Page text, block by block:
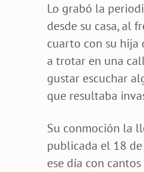
Lo grabó la
desde su casa, al
cuarto con su hija
a trotar en una
gustar escuchar
que resultaba
Su conmoción la
publicada el 18
ese día con